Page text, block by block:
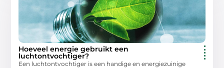
Hoeveel energie gebruikt een
luchtontvochtiger?
Een luchtontvochtiger is een handige en energiezuinige